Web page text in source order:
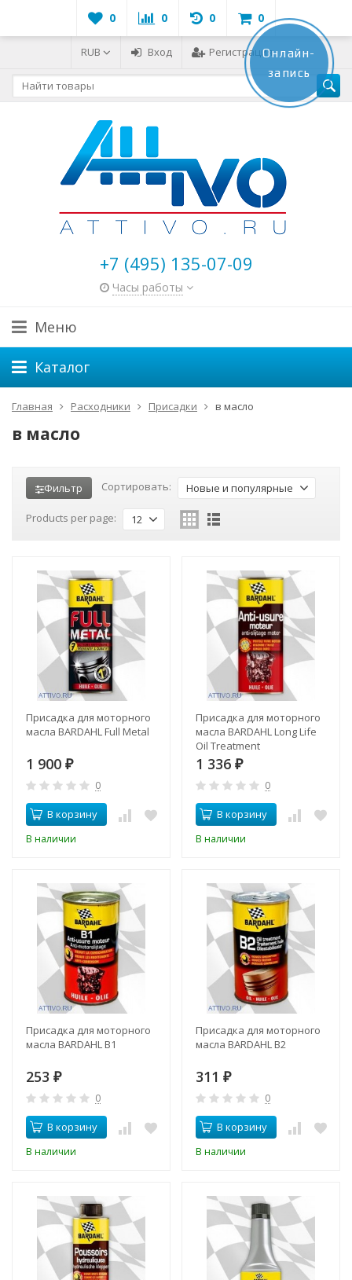
0 0 0 0
RUB Вход Регистрация
+7 (495) 135-07-09
Часы работы
Меню
Каталог
Главная Расходники Присадки в масло
в масло
Фильтр Сортировать: Новые и популярные
Products per page: 12
Присадка для моторного
масла BARDAHL Full Metal
1 900 ₽
0
В корзину
В наличии
Присадка для моторного
масла BARDAHL Long Life
Oil Treatment
1 336 ₽
0
В корзину
В наличии
Присадка для моторного
масла BARDAHL B1
253 ₽
0
В корзину
В наличии
Присадка для моторного
масла BARDAHL B2
311 ₽
0
В корзину
В наличии
Онлайн-
запись